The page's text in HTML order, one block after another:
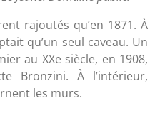
rajoutés qu’en 1871. À
qu’un seul caveau. Un
au XXe siècle, en 1908,
Bronzini. À l’intérieur,
les murs.